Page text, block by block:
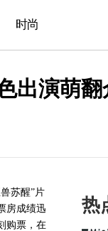
时尚
出演萌
苏醒”片
房成绩迅
购票，在
热